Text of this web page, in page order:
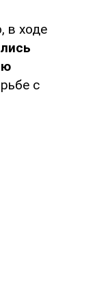
в ходе
с